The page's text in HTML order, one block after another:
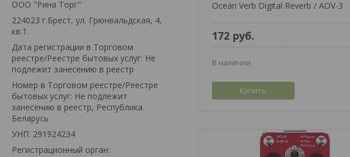
ООО "Рина Торг"
224023 г.Брест, ул. Грюнвальдская, 4,
кв.1.
Дата регистрации в Торговом
реестре/Реестре бытовых услуг: Не
подлежит занесению в реестр
Номер в Торговом реестре/Реестре
бытовых услуг: Не подлежит
занесению в реестр, Республика
Беларусь
УНП: 291924234
Регистрационный орган:
Ocean Verb Digital Reverb / AOV-3
172 руб.
В наличии
Купить